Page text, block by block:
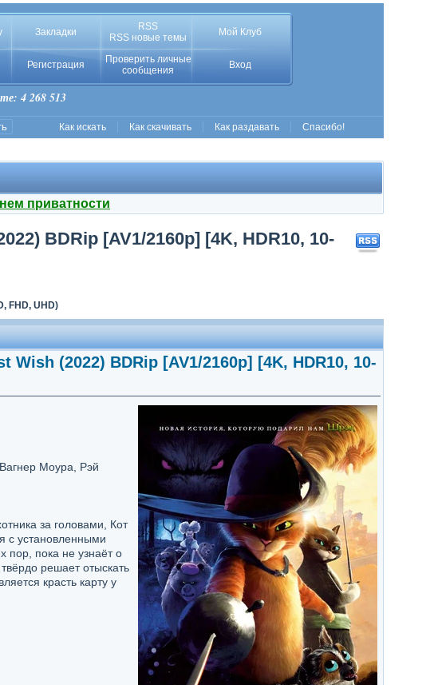
Закладки
RSS
RSS новые темы
Мой Клуб
Регистрация
Проверить личные
сообщения
Вход
4 268 513
Как искать Как скачивать Как раздавать Спасибо!
приватности
BDRip [AV1/2160p] [4K, HDR10, 10-
FHD, UHD)
(2022) BDRip [AV1/2160p] [4K, HDR10, 10-
Моура, Рэй
за головами, Кот
с установленными
пор, пока не узнаёт о
решает отыскать
красть карту у